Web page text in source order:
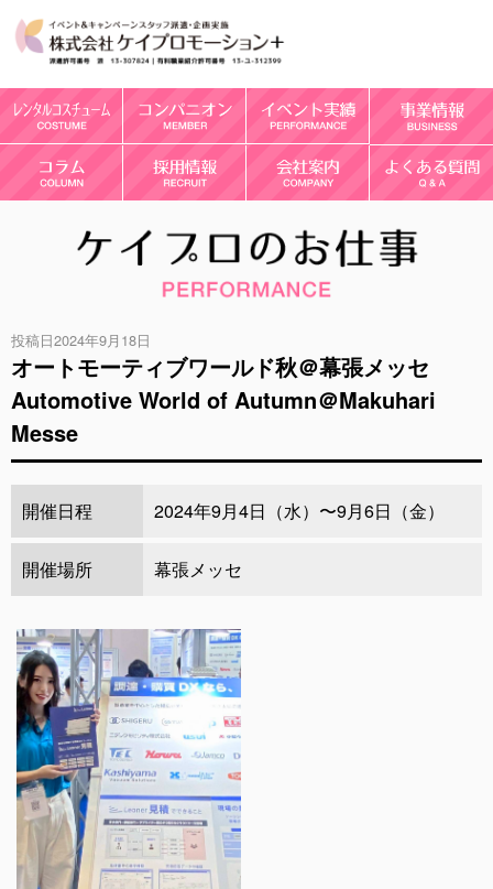
投稿日2024年9月18日
オートモーティブワールド秋＠幕張メッセ
Automotive World of Autumn＠Makuhari
Messe
開催日程 2024年9月4日（水）〜9月6日（金）
開催場所 幕張メッセ